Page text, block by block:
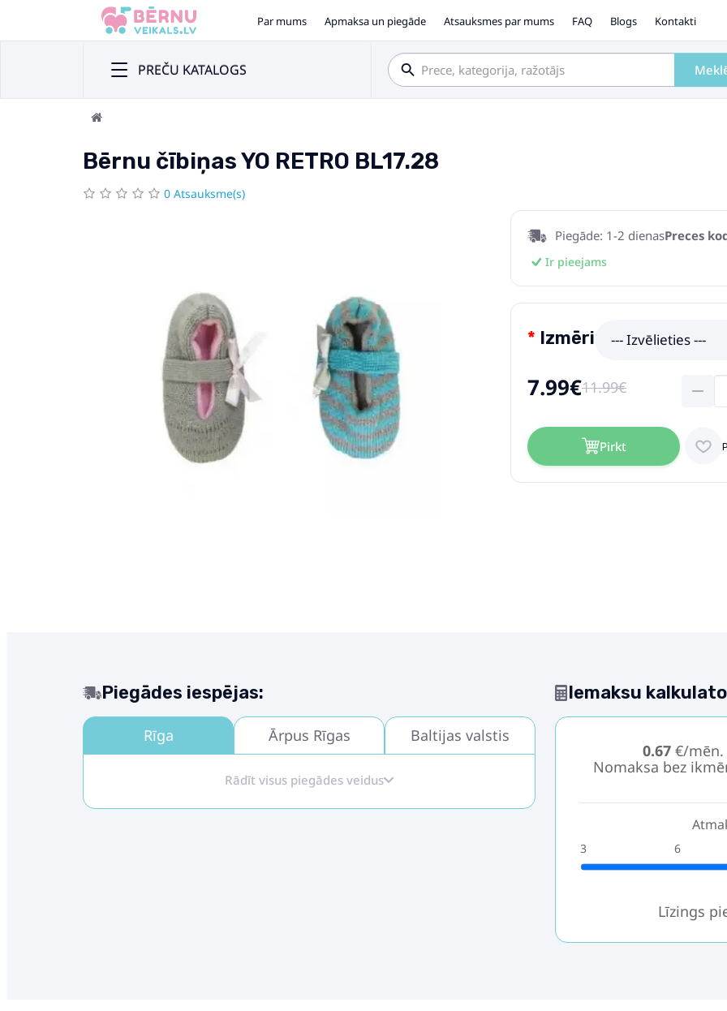
Par mums Apmaksa un piegāde Atsauksmes par mums FAQ Blogs Kontakti
PREČU KATALOGS
Bērnu čībiņas YO RETRO BL17.28
0 Atsauksme(s)
Piegāde: 1-2 dienasPreces
Ir pieejams
Izmēri --- Izvēlieties ---
7.99€11.99€
Pirkt
Piegādes iespējas:
Rīga Ārpus Rīgas Baltijas valstis
Rādīt visus piegādes veidus
Iemaksu
0.67€/mēn.
Nomaksa bez
3 6
Līzings